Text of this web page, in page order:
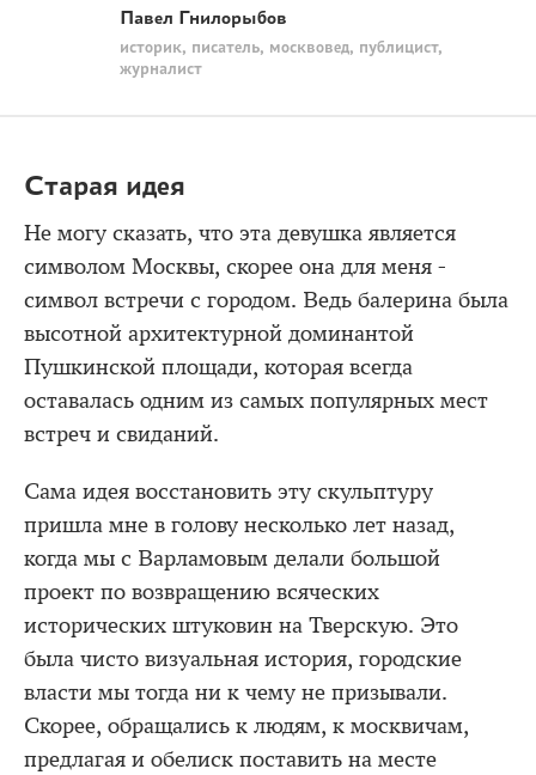
Павел Гнилорыбов
историк, писатель, москвовед, публицист,
журналист
Старая идея
Не могу сказать, что эта девушка является
символом Москвы, скорее она для меня -
символ встречи с городом. Ведь балерина была
высотной архитектурной доминантой
Пушкинской площади, которая всегда
оставалась одним из самых популярных мест
встреч и свиданий.
Сама идея восстановить эту скульптуру
пришла мне в голову несколько лет назад,
когда мы с Варламовым делали большой
проект по возвращению всяческих
исторических штуковин на Тверскую. Это
была чисто визуальная история, городские
власти мы тогда ни к чему не призывали.
Скорее, обращались к людям, к москвичам,
предлагая и обелиск поставить на месте